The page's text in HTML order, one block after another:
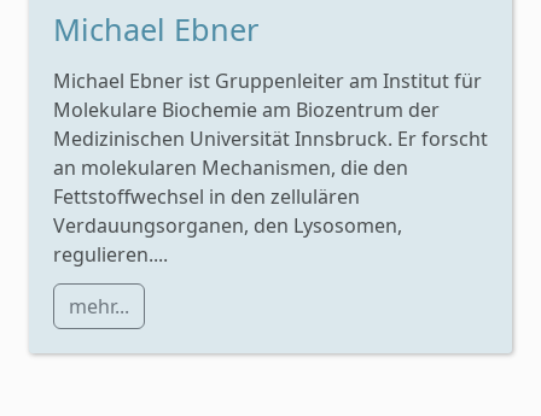
Michael Ebner
Michael Ebner ist Gruppenleiter am Institut für
Molekulare Biochemie am Biozentrum der
Medizinischen Universität Innsbruck. Er forscht
an molekularen Mechanismen, die den
Fettstoffwechsel in den zellulären
Verdauungsorganen, den Lysosomen,
regulieren....
mehr...